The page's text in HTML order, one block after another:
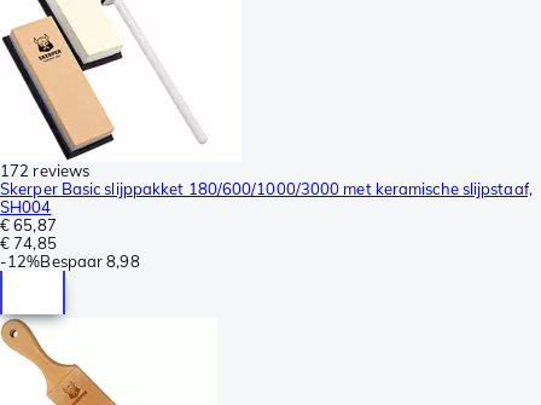
172 reviews
Skerper Basic slijppakket 180/600/1000/3000 met keramische slijpstaaf,
SH004
€ 65,87
€ 74,85
-12%Bespaar 8,98